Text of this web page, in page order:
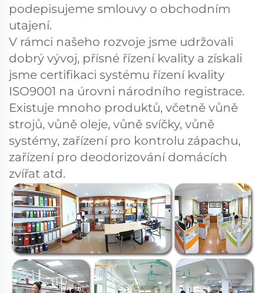
podepisujeme smlouvy o obchodním
utajení.
V rámci našeho rozvoje jsme udržovali
dobrý vývoj, přísné řízení kvality a získali
jsme certifikaci systému řízení kvality
ISO9001 na úrovni národního registrace.
Existuje mnoho produktů, včetně vůně
strojů, vůně oleje, vůně svíčky, vůně
systémy, zařízení pro kontrolu zápachu,
zařízení pro deodorizování domácích
zvířat atd.